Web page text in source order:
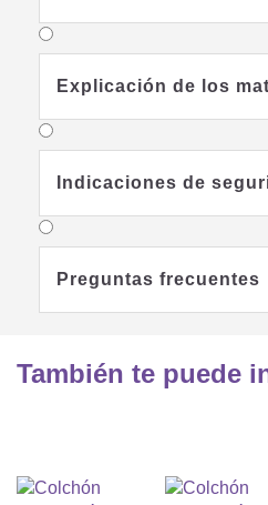
Explicación de los
Indicaciones de
Preguntas frecuentes
También te puede